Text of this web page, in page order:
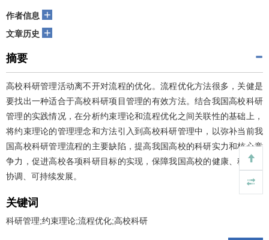
作者信息 +
文章历史 +
摘要
高校科研管理活动离不开对流程的优化。流程优化方法很多，关健是
要找出一种适合于高校科研项目管理的有效方法。结合我国高校科研
管理的实践情况，在分析约束理论和流程优化之间关联性的基础上，
将约束理论的管理理念和方法引入到高校科研管理中，以弥补当前我
国高校科研管理流程的主要缺陷，提高我国高校的科研实力和核心竞
争力，促进高校各项科研目标的实现，保障我国高校的健康、稳定、
协调、可持续发展。
关键词
科研管理;约束理论;流程优化;高校科研